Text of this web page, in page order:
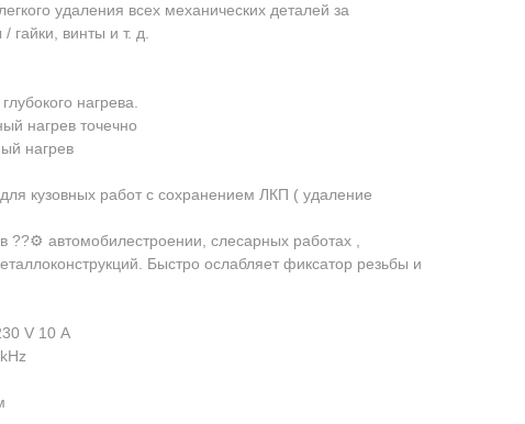
удаления всех механических деталей за
гайки, винты и т. д.
нагрева.
нагрев точечно
нагрев
кузовных работ с сохранением ЛКП ( удаление
??⚙️ автомобилестроении, слесарных работах ,
Быстро ослабляет фиксатор резьбы и
V 10 А